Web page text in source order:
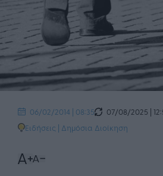
06/02/2014 | 08:35
07/08/2025 |
Ειδήσεις | Δημόσια Διοίκηση